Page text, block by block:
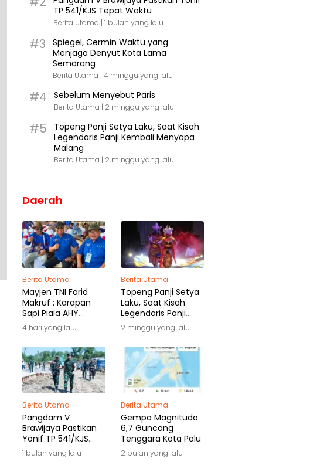
TP 541/KJS Tepat Waktu
Berita Utama | 1 bulan yang lalu
#3
Spiegel, Cermin Waktu yang
Menjaga Denyut Kota Lama
Semarang
Berita Utama | 4 minggu yang lalu
#4 Sebelum Menyebut Paris
Berita Utama | 2 minggu yang lalu
#5
Topeng Panji Setya Laku, Saat Kisah
Legendaris Panji Kembali Menyapa
Malang
Berita Utama | 2 minggu yang lalu
Daerah
Berita Utama
Mayjen TNI Farid
Makruf : Karapan
Sapi Piala AHY
Menjaga Warisan
Madura
4 hari yang lalu
Berita Utama
Topeng Panji Setya
Laku, Saat Kisah
Legendaris Panji
Kembali Menyapa
Malang
2 minggu yang lalu
Berita Utama
Pangdam V
Brawijaya Pastikan
Yonif TP 541/KJS
Tepat Waktu
1 bulan yang lalu
Berita Utama
Gempa Magnitudo
6,7 Guncang
Tenggara Kota Palu
2 bulan yang lalu